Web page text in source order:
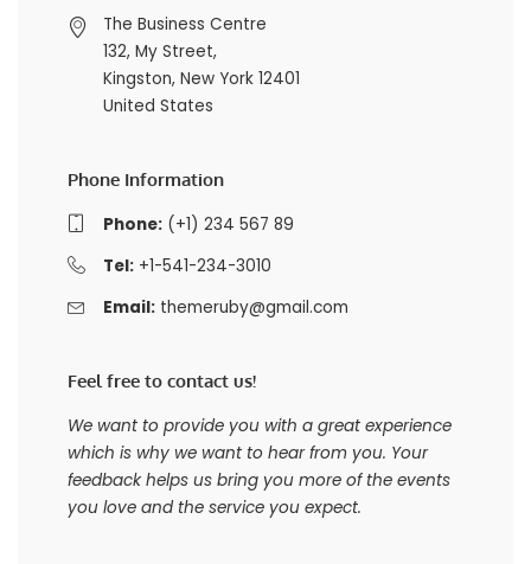
The Business Centre
132, My Street,
Kingston, New York 12401
United States
Phone Information
Phone:(+1) 234 567 89
Tel:+1-541-234-3010
Email: themeruby@gmail.com
Feel free to contact us!
We want to provide you with a great experience
which is why we want to hear from you. Your
feedback helps us bring you more of the events
you love and the service you expect.